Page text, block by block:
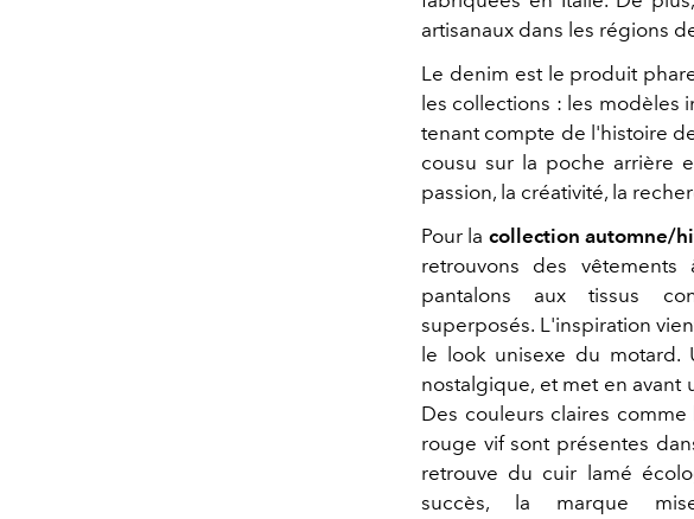
artisanaux dans les régions
Le denim est le produit
les collections : les modèles
tenant compte de l'histoire
cousu sur la poche arrière
passion, la créativité, la
Pour la collection automne/
retrouvons des
pantalons aux tissus
superposés. L'inspiration
le look unisexe du
nostalgique, et met en avant
Des couleurs claires
rouge vif sont présentes
retrouve du cuir lamé
succès, la marque